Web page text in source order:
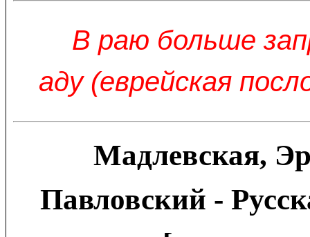
В раю больше
аду (еврейская
Мадлевская,
Павловский -